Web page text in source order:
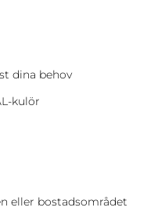
dina behov
kulör
eller bostadsområdet